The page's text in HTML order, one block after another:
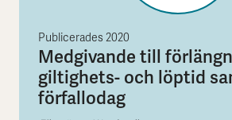
Publicerades 2020
Medgivande till
giltighets- och löptid
förfallodag